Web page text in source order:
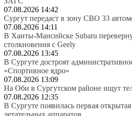
07.08.2026 14:42
Сургут передаст в зону СВО 33
07.08.2026 14:11
В Ханты-Мансийске Subaru
столкновения с Geely
07.08.2026 13:45
В Сургуте достроят
«Спортивное ядро»
07.08.2026 13:09
На Оби в Сургутском районе ищут
07.08.2026 12:35
В Сургуте появилась первая
летательных аппаратов